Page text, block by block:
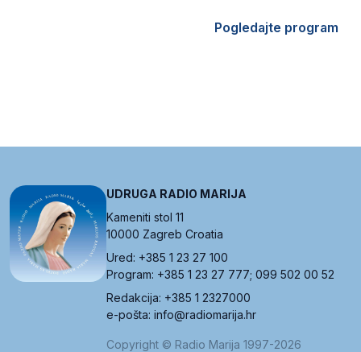
Pogledajte program
UDRUGA RADIO MARIJA
Kameniti stol 11
10000 Zagreb Croatia
Ured: +385 1 23 27 100
Program: +385 1 23 27 777; 099 502 00 52
Redakcija: +385 1 2327000
e-pošta: info@radiomarija.hr
Copyright © Radio Marija 1997-2026